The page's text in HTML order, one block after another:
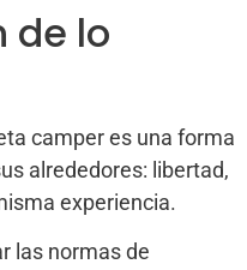
de lo
camper es una forma
alrededores: libertad,
experiencia.
las normas de